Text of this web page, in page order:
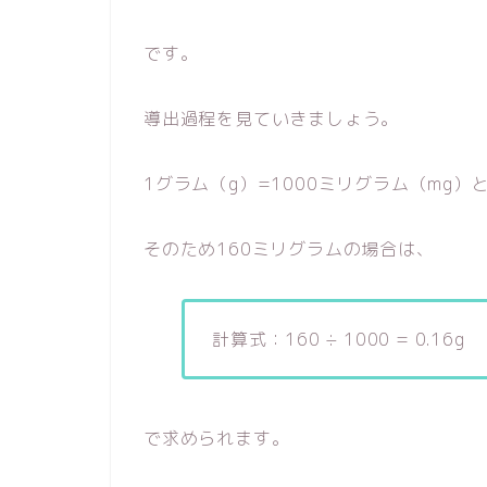
です。
導出過程を見ていきましょう。
1グラム（g）=1000ミリグラム（mg）と
そのため160ミリグラムの場合は、
計算式：160 ÷ 1000 = 0.16g
で求められます。